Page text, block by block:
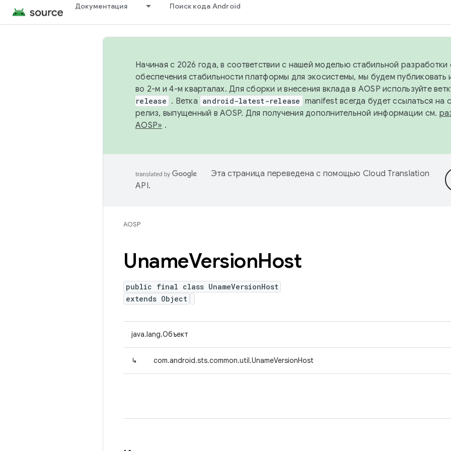
Документация Поиск кода Android
Начиная с 2026 года, в соответствии с нашей моделью стабильной разработки
обеспечения стабильности платформы для экосистемы, мы будем публиковать
во 2-м и 4-м кварталах. Для сборки и внесения вклада в AOSP используйте
release . Ветка android-latest-release manifest всегда будет ссылаться на
релиз, выпущенный в AOSP. Для получения дополнительной информации см.
AOSP» .
Эта страница переведена с помощью Cloud Translation
API.
AOSP
UnameVersionHost
public final class UnameVersionHost
extends Object
java.lang.Объект
↳ com.android.sts.common.util.UnameVersionHost